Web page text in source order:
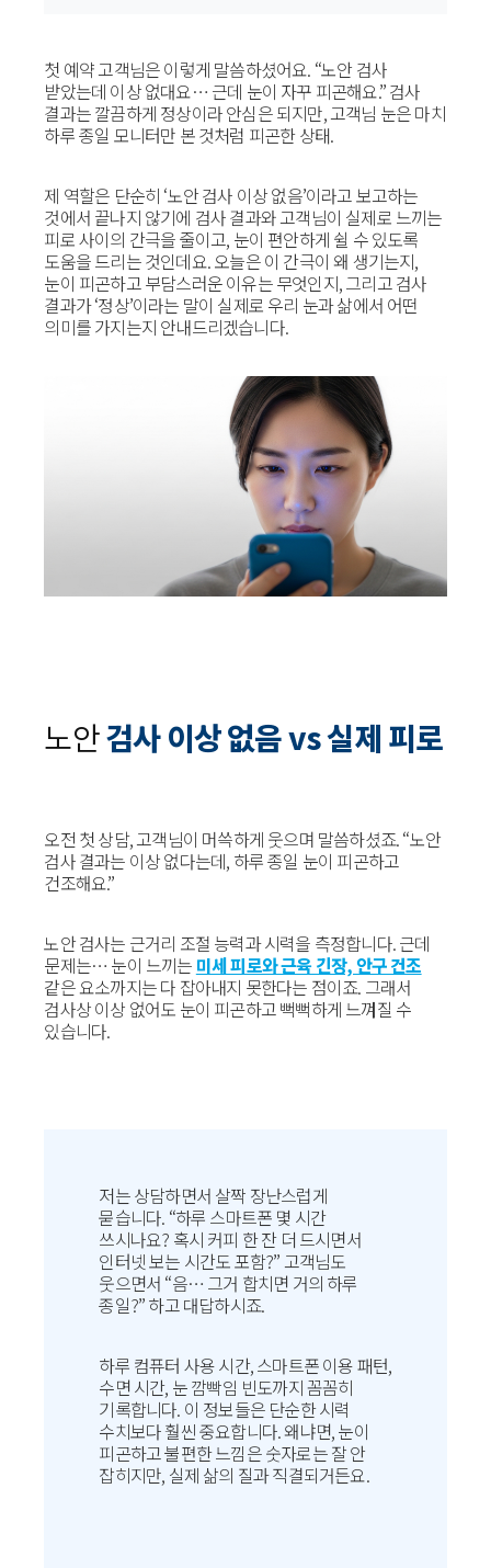
첫 예약 고객님은 이렇게 말씀하셨어요. “노안 검사
받았는데 이상 없대요… 근데 눈이 자꾸 피곤해요.” 검사
결과는 깔끔하게 정상이라 안심은 되지만, 고객님 눈은 마치
하루 종일 모니터만 본 것처럼 피곤한 상태.
제 역할은 단순히 ‘노안 검사 이상 없음’이라고 보고하는
것에서 끝나지 않기에 검사 결과와 고객님이 실제로 느끼는
피로 사이의 간극을 줄이고, 눈이 편안하게 쉴 수 있도록
도움을 드리는 것인데요. 오늘은 이 간극이 왜 생기는지,
눈이 피곤하고 부담스러운 이유는 무엇인지, 그리고 검사
결과가 ‘정상’이라는 말이 실제로 우리 눈과 삶에서 어떤
의미를 가지는지 안내드리겠습니다.
노안검사 이상 없음 vs 실제 피로
오전 첫 상담, 고객님이 머쓱하게 웃으며 말씀하셨죠. “노안
검사 결과는 이상 없다는데, 하루 종일 눈이 피곤하고
건조해요.”
노안 검사는 근거리 조절 능력과 시력을 측정합니다. 근데
문제는… 눈이 느끼는 미세 피로와 근육 긴장, 안구 건조
같은 요소까지는 다 잡아내지 못한다는 점이죠. 그래서
검사상 이상 없어도 눈이 피곤하고 뻑뻑하게 느껴질 수
있습니다.
저는 상담하면서 살짝 장난스럽게
묻습니다. “하루 스마트폰 몇 시간
쓰시나요? 혹시 커피 한 잔 더 드시면서
인터넷 보는 시간도 포함?” 고객님도
웃으면서 “음… 그거 합치면 거의 하루
종일?” 하고 대답하시죠.
하루 컴퓨터 사용 시간, 스마트폰 이용 패턴,
수면 시간, 눈 깜빡임 빈도까지 꼼꼼히
기록합니다. 이 정보들은 단순한 시력
수치보다 훨씬 중요합니다. 왜냐면, 눈이
피곤하고 불편한 느낌은 숫자로는 잘 안
잡히지만, 실제 삶의 질과 직결되거든요.